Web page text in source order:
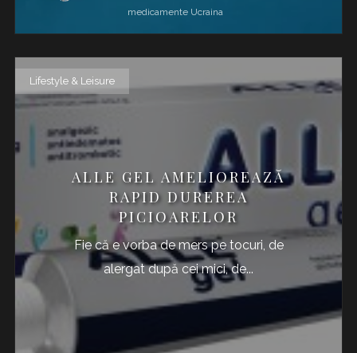
medicamente Ucraina
Lifestyle & Leisure
ALLE GEL AMELIOREAZĂ
RAPID DUREREA
PICIOARELOR
Fie că e vorba de mers pe tocuri, de
alergat după cei mici, de...